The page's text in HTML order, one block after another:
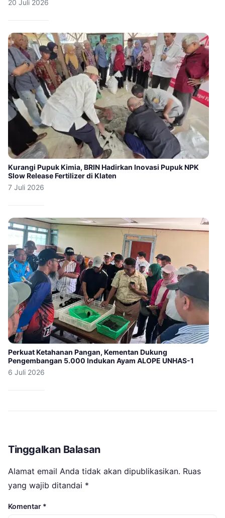
20 Juli 2026
Kurangi Pupuk Kimia, BRIN Hadirkan Inovasi Pupuk NPK
Slow Release Fertilizer di Klaten
7 Juli 2026
Perkuat Ketahanan Pangan, Kementan Dukung
Pengembangan 5.000 Indukan Ayam ALOPE UNHAS-1
6 Juli 2026
Tinggalkan Balasan
Alamat email Anda tidak akan dipublikasikan. Ruas
yang wajib ditandai *
Komentar *